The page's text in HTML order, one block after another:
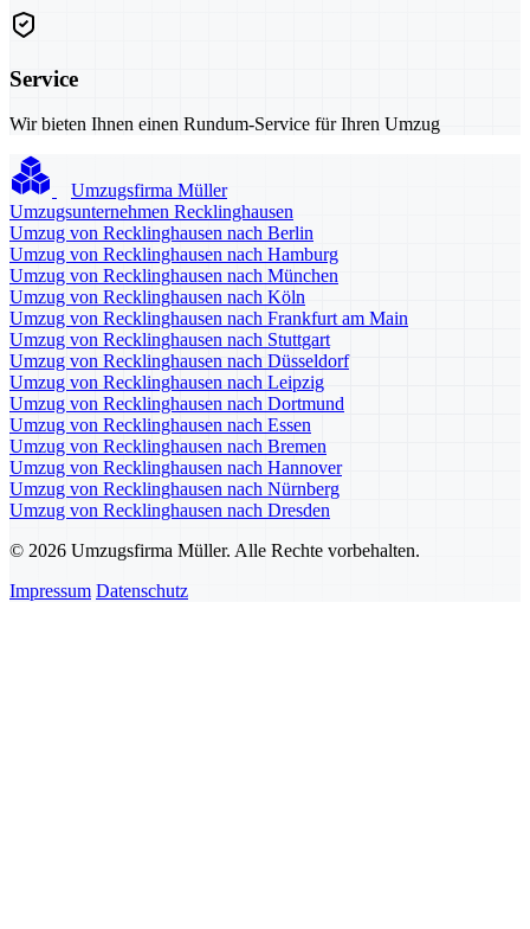
Service
Wir bieten Ihnen einen Rundum-Service für Ihren Umzug
Umzugsfirma Müller
Umzugsunternehmen Recklinghausen
Umzug von Recklinghausen nach Berlin
Umzug von Recklinghausen nach Hamburg
Umzug von Recklinghausen nach München
Umzug von Recklinghausen nach Köln
Umzug von Recklinghausen nach Frankfurt am Main
Umzug von Recklinghausen nach Stuttgart
Umzug von Recklinghausen nach Düsseldorf
Umzug von Recklinghausen nach Leipzig
Umzug von Recklinghausen nach Dortmund
Umzug von Recklinghausen nach Essen
Umzug von Recklinghausen nach Bremen
Umzug von Recklinghausen nach Hannover
Umzug von Recklinghausen nach Nürnberg
Umzug von Recklinghausen nach Dresden
© 2026 Umzugsfirma Müller. Alle Rechte vorbehalten.
Impressum Datenschutz